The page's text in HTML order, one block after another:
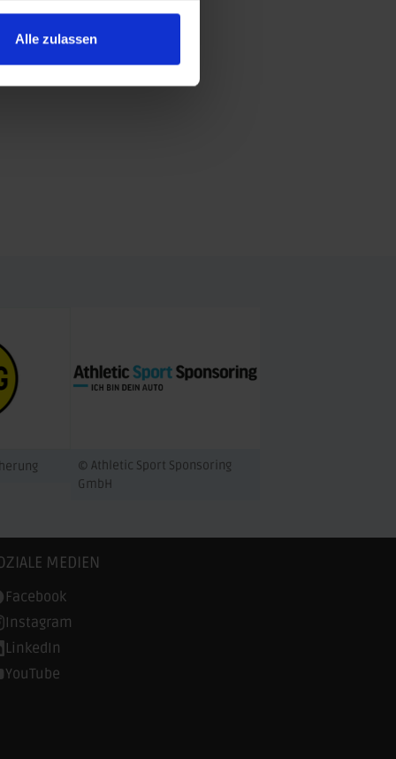
Alle zulassen
© Athletic Sport Sponsoring
GmbH
MEDIEN
Facebook
Instagram
LinkedIn
YouTube